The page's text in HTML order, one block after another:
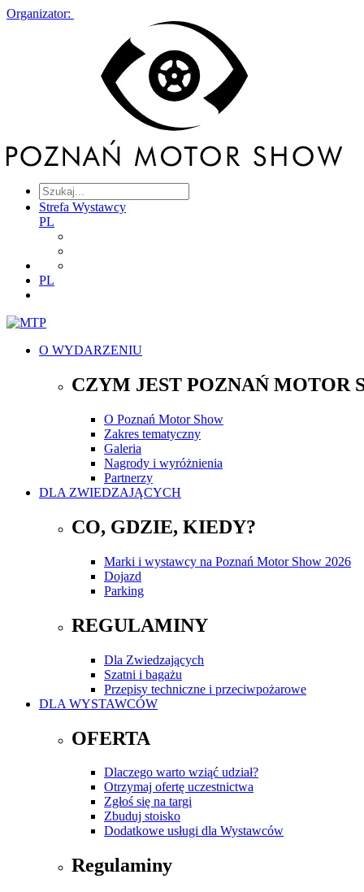
Organizator:
Strefa Wystawcy
PL
PL
O WYDARZENIU
CZYM JEST POZNAŃ MOTOR
O Poznań Motor Show
Zakres tematyczny
Galeria
Nagrody i wyróżnienia
Partnerzy
DLA ZWIEDZAJĄCYCH
CO, GDZIE, KIEDY?
Marki i wystawcy na Poznań Motor Show 2026
Dojazd
Parking
REGULAMINY
Dla Zwiedzających
Szatni i bagażu
Przepisy techniczne i przeciwpożarowe
DLA WYSTAWCÓW
OFERTA
Dlaczego warto wziąć udział?
Otrzymaj ofertę uczestnictwa
Zgłoś się na targi
Zbuduj stoisko
Dodatkowe usługi dla Wystawców
Regulaminy